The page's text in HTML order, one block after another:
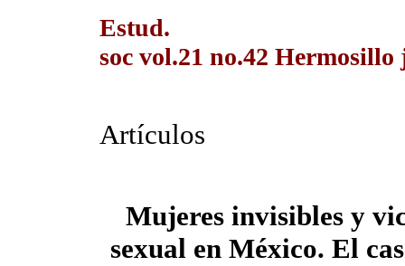
Estud.
soc vol.21 no.42
Artículos
Mujeres invisibles y
sexual en México. El